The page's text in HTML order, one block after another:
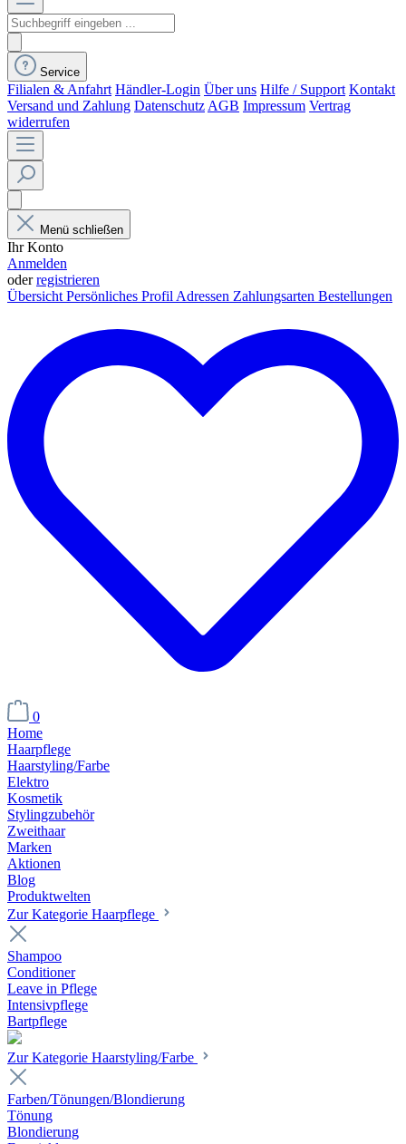
Service
Filialen & Anfahrt Händler-Login Über uns Hilfe / Support Kontakt
Versand und Zahlung Datenschutz AGB Impressum Vertrag
widerrufen
Menü schließen
Ihr Konto
Anmelden
oderregistrieren
Übersicht Persönliches Profil Adressen Zahlungsarten Bestellungen
0
Home
Haarpflege
Haarstyling/Farbe
Elektro
Kosmetik
Stylingzubehör
Zweithaar
Marken
Aktionen
Blog
Produktwelten
Zur Kategorie Haarpflege
Shampoo
Conditioner
Leave in Pflege
Intensivpflege
Bartpflege
Zur Kategorie Haarstyling/Farbe
Farben/Tönungen/Blondierung
Tönung
Blondierung